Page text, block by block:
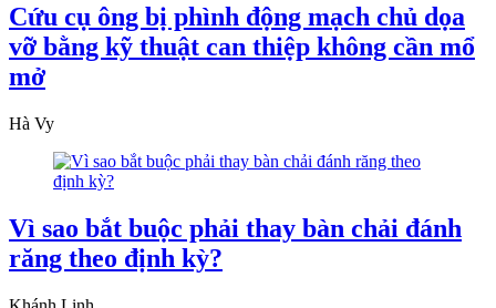
Cứu cụ ông bị phình động mạch chủ dọa
vỡ bằng kỹ thuật can thiệp không cần mổ
mở
Hà Vy
Vì sao bắt buộc phải thay bàn chải đánh
răng theo định kỳ?